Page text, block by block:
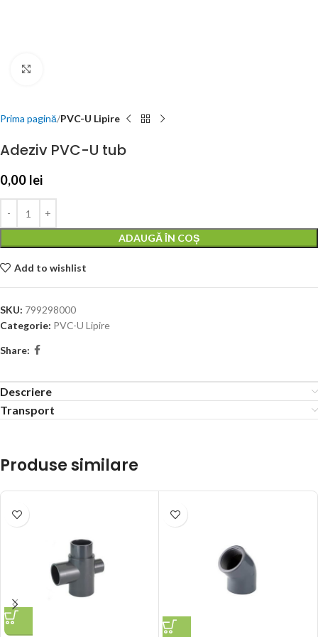
Prima pagină PVC-U Lipire
Adeziv PVC-U tub
0,00 lei
ADAUGĂ ÎN COȘ
Add to wishlist
SKU: 799298000
Categorie: PVC-U Lipire
Share:
Descriere
Transport
Produse similare